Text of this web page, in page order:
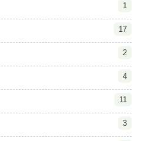
1
17
2
4
11
3